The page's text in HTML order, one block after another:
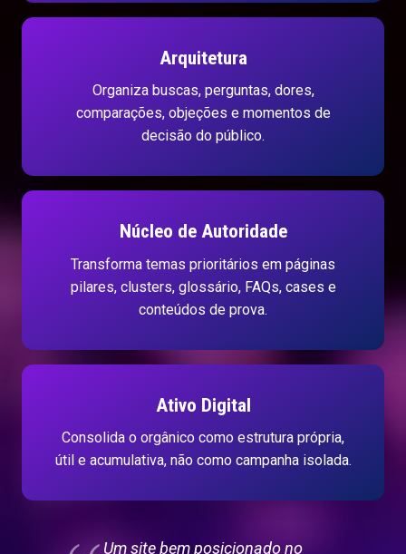
Arquitetura
Organiza buscas, perguntas, dores,
comparações, objeções e momentos de
decisão do público.
Núcleo de Autoridade
Transforma temas prioritários em páginas
pilares, clusters, glossário, FAQs, cases e
conteúdos de prova.
Ativo Digital
Consolida o orgânico como estrutura própria,
útil e acumulativa, não como campanha isolada.
Um site bem posicionado no